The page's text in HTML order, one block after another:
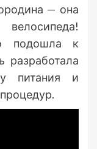
— она
подошла к
питания и